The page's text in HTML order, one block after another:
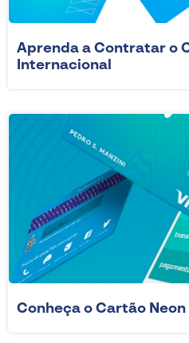
Aprenda a Contratar o
Internacional
Conheça o Cartão